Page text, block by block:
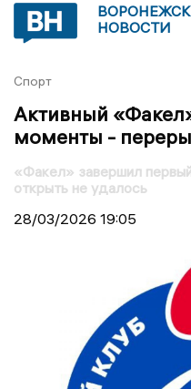
НОВОСТИ
Спорт
Активный
моменты -
«Факел» завершил
открыть не удалось
28/03/2026 19:05